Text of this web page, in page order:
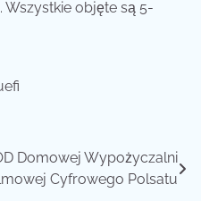
Wszystkie objęte są 5-
Domowej Wypożyczalni
Cyfrowego Polsatu